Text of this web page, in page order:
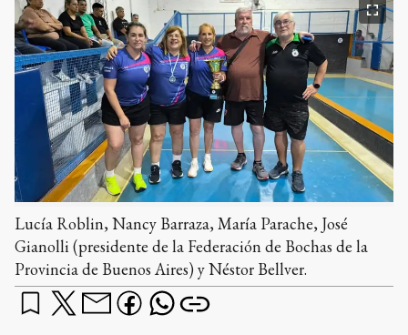
Lucía Roblin, Nancy Barraza, María Parache, José
Gianolli (presidente de la Federación de Bochas de la
Provincia de Buenos Aires) y Néstor Bellver.